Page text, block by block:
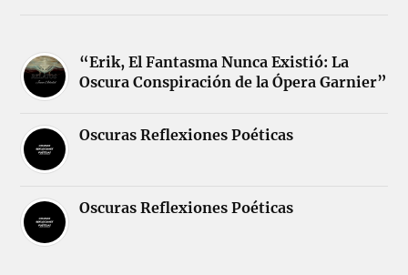
“Erik, El Fantasma Nunca Existió: La
Oscura Conspiración de la Ópera Garnier”
Oscuras Reflexiones Poéticas
Oscuras Reflexiones Poéticas